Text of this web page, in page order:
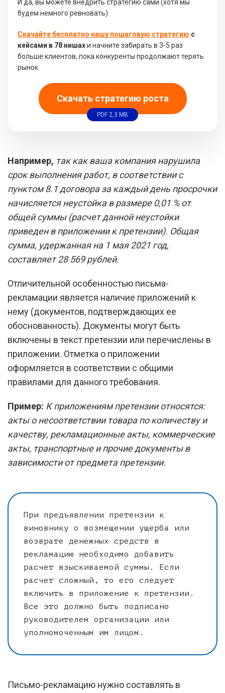
И да, вы можете внедрить стратегию сами (хотя мы
будем немного ревновать).
Скачайте бесплатно нашу пошаговую стратегию с
кейсами в 78 нишахи начните забирать в 3-5 раз
больше клиентов, пока конкуренты продолжают терять
рынок.
Скачать стратегию роста
PDF 2,3 MB
Например, так как ваша компания нарушила
срок выполнения работ, в соответствии с
пунктом 8.1 договора за каждый день просрочки
начисляется неустойка в размере 0,01 % от
общей суммы (расчет данной неустойки
приведен в приложении к претензии). Общая
сумма, удержанная на 1 мая 2021 год,
составляет 28 569 рублей.
Отличительной особенностью письма-
рекламации является наличие приложений к
нему (документов, подтверждающих ее
обоснованность). Документы могут быть
включены в текст претензии или перечислены в
приложении. Отметка о приложении
оформляется в соответствии с общими
правилами для данного требования.
Пример: К приложениям претензии относятся:
акты о несоответствии товара по количеству и
качеству, рекламационные акты, коммерческие
акты, транспортные и прочие документы в
зависимости от предмета претензии.
При предъявлении претензии к
виновнику о возмещении ущерба или
возврате денежных средств в
рекламацию необходимо добавить
расчет взыскиваемой суммы. Если
расчет сложный, то его следует
включить в приложение к претензии.
Все это должно быть подписано
руководителем организации или
уполномоченным им лицом.
Письмо-рекламацию нужно составлять в